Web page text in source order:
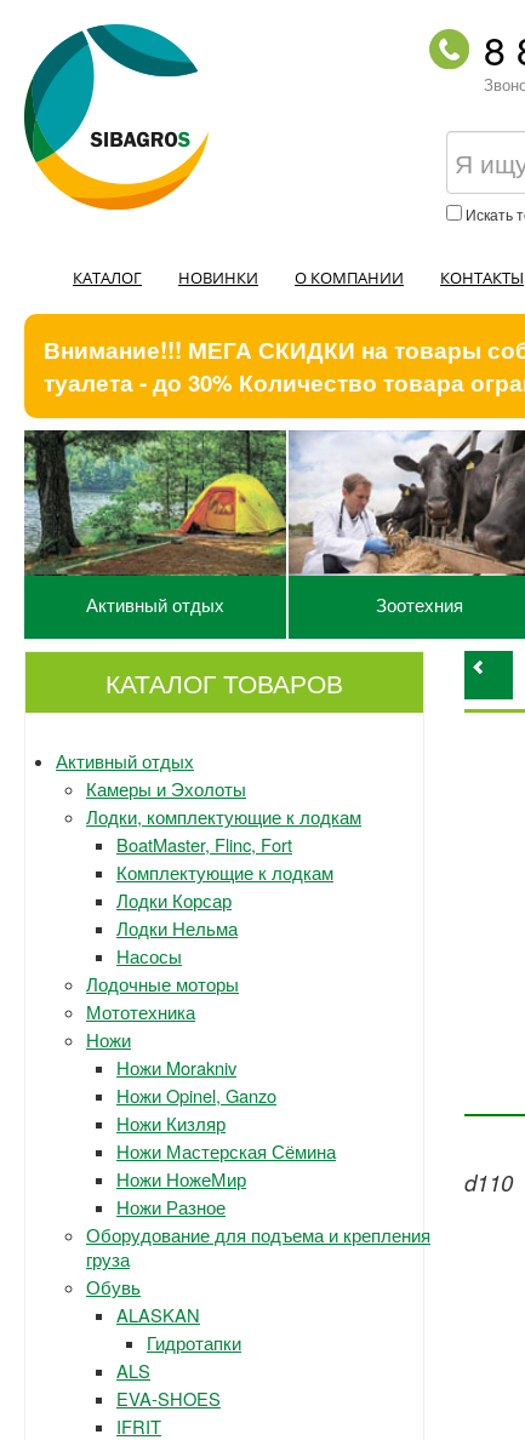
8
Искать
КАТАЛОГ НОВИНКИ О КОМПАНИИ КОНТАКТЫ
Внимание!!! МЕГА СКИДКИ на товары
туалета - до 30% Количество товара
Активный отдых Зоотехния
КАТАЛОГ ТОВАРОВ
Активный отдых
Камеры и Эхолоты
Лодки, комплектующие к лодкам
BoatMaster, Flinc, Fort
Комплектующие к лодкам
Лодки Корсар
Лодки Нельма
Насосы
Лодочные моторы
Мототехника
Ножи
Ножи Morakniv
Ножи Opinel, Ganzo
Ножи Кизляр
Ножи Мастерская Сёмина
Ножи НожеМир
Ножи Разное
Оборудование для подъема и крепления
груза
Обувь
ALASKAN
Гидротапки
ALS
EVA-SHOES
IFRIT
d110